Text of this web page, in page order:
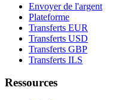
Envoyer de l'argent
Plateforme
Transferts EUR
Transferts USD
Transferts GBP
Transferts ILS
Ressources